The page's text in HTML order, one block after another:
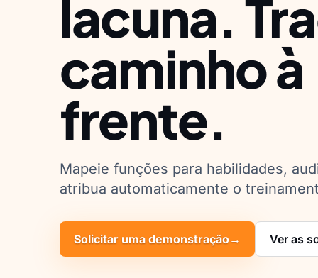
lacuna.
caminho à
frente.
Mapeie funções para habilidades,
atribua automaticamente o
Solicitar uma demonstração→ Ver as